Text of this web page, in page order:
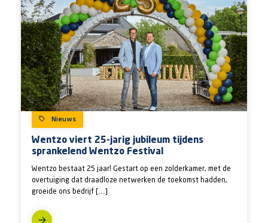
Nieuws
Wentzo viert 25-jarig jubileum tijdens
sprankelend Wentzo Festival
Wentzo bestaat 25 jaar! Gestart op een zolderkamer, met de
overtuiging dat draadloze netwerken de toekomst hadden,
groeide ons bedrijf […]